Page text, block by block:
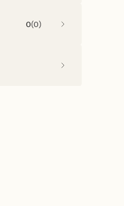
0(0)